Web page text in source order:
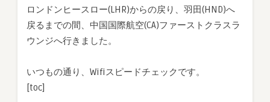
ー
ト
ス
ロンドンヒースロー(LHR)からの戻り、羽田(HND)へ
戻るまでの間、中国国際航空(CA)ファーストクラスラ
ウンジへ行きました。
いつもの通り、Wifiスピードチェックです。
[toc]